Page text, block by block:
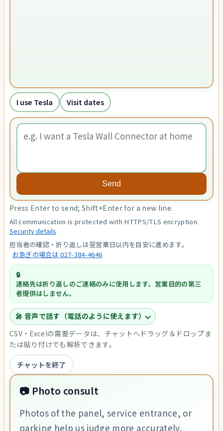
I use Tesla Visit dates
Send
Press Enter to send; Shift+Enter for a new line.
All communication is protected with HTTPS/TLS encryption.
Security details
担当者の確認・折り返しは翌営業日以内を目安に進めます。
お急ぎの場合は 027-384-4646
連絡先は折り返しのご連絡のみに使用します。営業目的の第三
者提供はしません。
🎤 音声で話す（電話のように使えます）
CSV・Excelの需要データは、チャットへドラッグ＆ドロップま
たは貼り付けでも解析できます。
チャットを終了
📷 Photo consult
Photos of the panel, service entrance, or
parking help us judge more accurately.